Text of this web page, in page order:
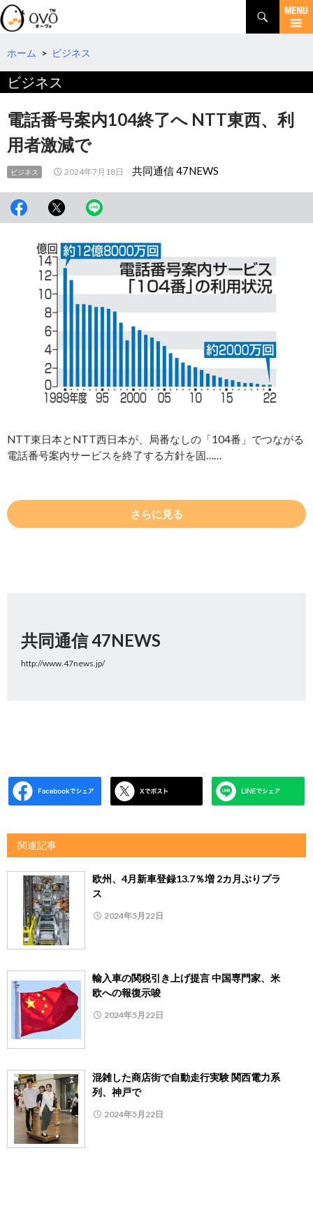
検
索
コ
テ
へ
移
ホーム > ビジネス
ビジネス
電話番号案内104終了へ NTT東西、利
用者激減で
ビジネス 2024年7月18日 共同通信 47NEWS
NTT東日本とNTT西日本が、局番なしの「104番」でつながる
電話番号案内サービスを終了する方針を固……
さらに見る
共同通信 47NEWS
http://www.47news.jp/
関連記事
欧州、4月新車登録13.7％増 2カ月ぶりプラ
ス
2024年5月22日
輸入車の関税引き上げ提言 中国専門家、米
欧への報復示唆
2024年5月22日
混雑した商店街で自動走行実験 関西電力系
列、神戸で
2024年5月22日